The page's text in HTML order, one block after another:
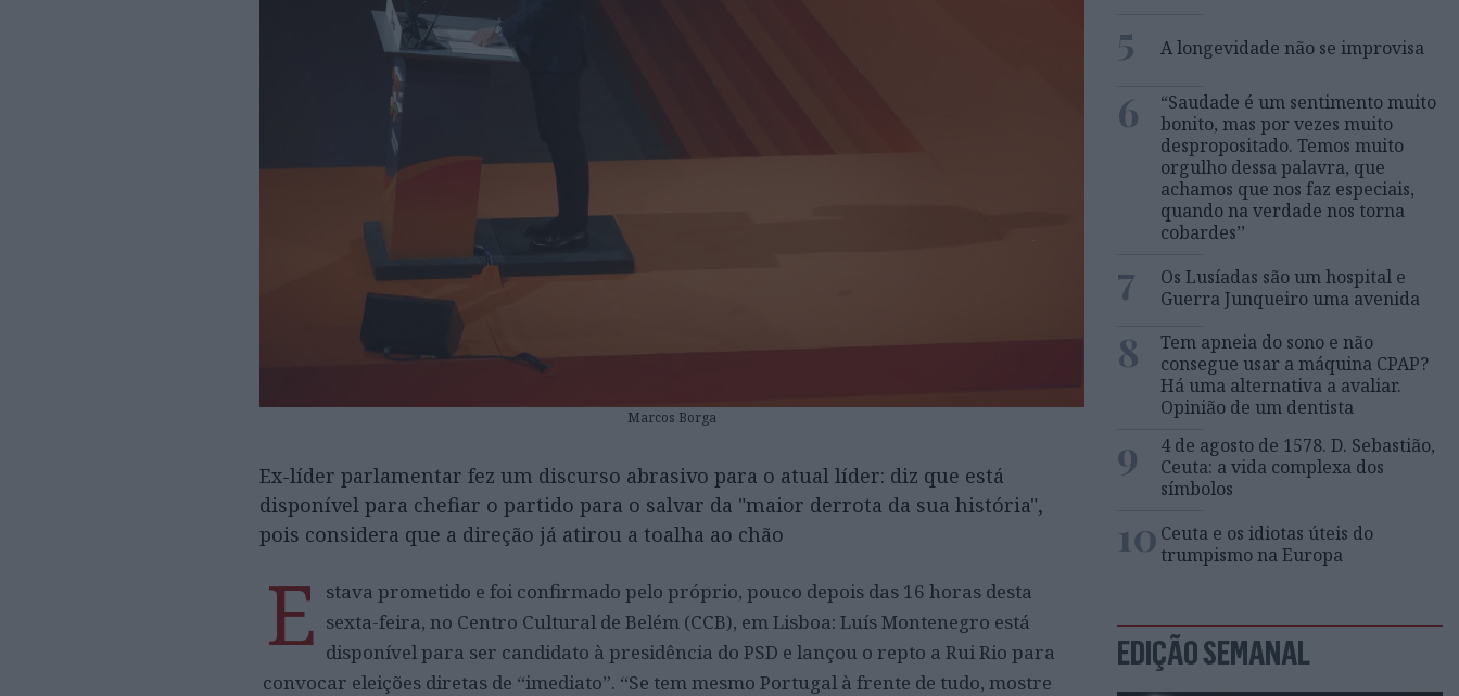
Marcos Borga
Ex-líder parlamentar fez um discurso abrasivo para o atual líder: diz que está
disponível para chefiar o partido para o salvar da "maior derrota da sua história",
pois considera que a direção já atirou a toalha ao chão
E stava prometido e foi confirmado pelo próprio, pouco depois das 16 horas desta
sexta-feira, no Centro Cultural de Belém (CCB), em Lisboa: Luís Montenegro está
disponível para ser candidato à presidência do PSD e lançou o repto a Rui Rio para
convocar eleições diretas de “imediato”. “Se tem mesmo Portugal à frente de tudo, mostre
5 A longevidade não se improvisa
6
“Saudade é um sentimento muito
bonito, mas por vezes muito
despropositado. Temos muito
orgulho dessa palavra, que
achamos que nos faz especiais,
quando na verdade nos torna
cobardes’’
7
Os Lusíadas são um hospital e
Guerra Junqueiro uma avenida
8
Tem apneia do sono e não
consegue usar a máquina CPAP?
Há uma alternativa a avaliar.
Opinião de um dentista
9
4 de agosto de 1578. D. Sebastião,
Ceuta: a vida complexa dos
símbolos
10 Ceuta e os idiotas úteis do
trumpismo na Europa
EDIÇÃO SEMANAL